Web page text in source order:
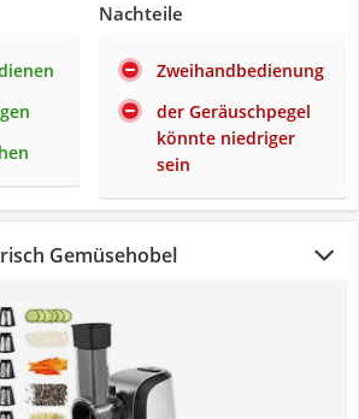
Nachteile
Zweihandbedienung
der Geräuschpegel
könnte niedriger
sein
Gemüsehobel